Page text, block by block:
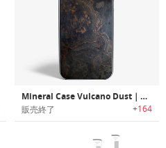
Mineral Case Vulcano Dust｜溶岩のようなスマホケース「ミネラルケース・ボルケーノダスト」
販売終了 +164